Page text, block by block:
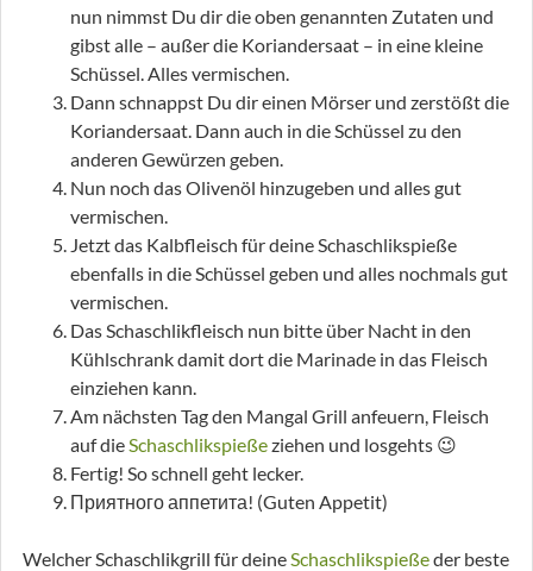
nun nimmst Du dir die oben genannten Zutaten und
gibst alle – außer die Koriandersaat – in eine kleine
Schüssel. Alles vermischen.
Dann schnappst Du dir einen Mörser und zerstößt die
Koriandersaat. Dann auch in die Schüssel zu den
anderen Gewürzen geben.
Nun noch das Olivenöl hinzugeben und alles gut
vermischen.
Jetzt das Kalbfleisch für deine Schaschlikspieße
ebenfalls in die Schüssel geben und alles nochmals gut
vermischen.
Das Schaschlikfleisch nun bitte über Nacht in den
Kühlschrank damit dort die Marinade in das Fleisch
einziehen kann.
Am nächsten Tag den Mangal Grill anfeuern, Fleisch
auf die Schaschlikspießeziehen und losgehts 😉
Fertig! So schnell geht lecker.
Приятного аппетита! (Guten Appetit)
Welcher Schaschlikgrill für deine Schaschlikspießeder beste